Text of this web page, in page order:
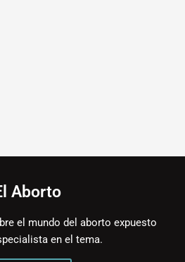
Aborto
el mundo del aborto expuesto
en el tema.